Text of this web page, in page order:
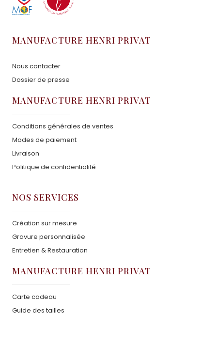
MANUFACTURE HENRI PRIVAT
Nous contacter
Dossier de presse
MANUFACTURE HENRI PRIVAT
Conditions générales de ventes
Modes de paiement
Livraison
Politique de confidentialité
NOS SERVICES
Création sur mesure
Gravure personnalisée
Entretien & Restauration
MANUFACTURE HENRI PRIVAT
Carte cadeau
Guide des tailles